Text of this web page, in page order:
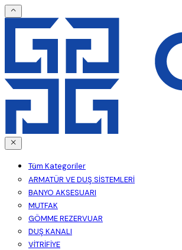
Tüm Kategoriler
ARMATÜR VE DUŞ SİSTEMLERİ
BANYO AKSESUARI
MUTFAK
GÖMME REZERVUAR
DUŞ KANALI
VİTRİFİYE